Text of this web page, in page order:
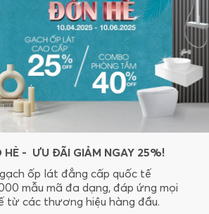
HÈ - ƯU ĐÃI GIẢM NGAY 25%!
ốp lát đẳng cấp quốc tế
mẫu mã đa dạng, đáp ứng mọi
từ các thương hiệu hàng đầu.